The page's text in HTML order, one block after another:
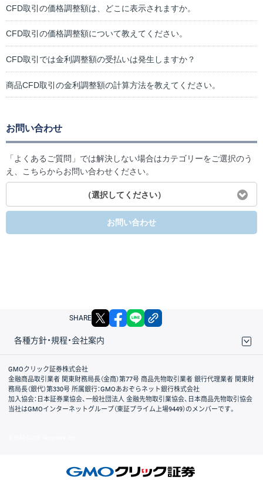
CFD取引の価格調整額は、どこに表示されますか。
CFD取引の価格調整額について教えてください。
CFD取引では金利調整額の受払いは発生しますか？
商品CFD取引の金利調整額の計算方法を教えてください。
お問い合わせ
「よくあるご質問」では解決しない場合はカテゴリーをご選択のう
え、こちらからお問い合わせください。
（選択してください）
お問い合わせ
SHARE X facebook
各種方針・規程・会社案内
取引規程・約款
サイトマップ
その他のご案内
個人情報保護方針
最良執行方針
サイトのご利用について
ディスクレイマー
信託保全
リスク説明
会社案内
GMOクリック証券株式会社
金融商品取引業者 関東財務局長（金商）第77号 商品先物取引業者 銀行代理業者 関東財
務局長（銀代）第330号 所属銀行：GMOあおぞらネット銀行株式会社
加入協会：日本証券業協会、一般社団法人 金融先物取引業協会、日本商品先物取引協会
当社はGMOインターネットグループ（東証プライム上場9449）のメンバーです。